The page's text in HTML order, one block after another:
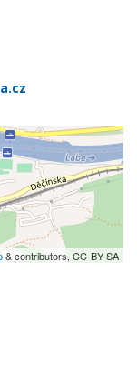
& contributors, CC-BY-SA